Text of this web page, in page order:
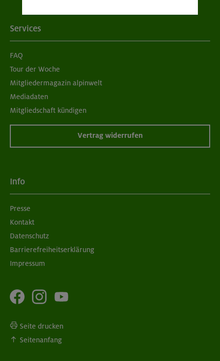
Services
FAQ
Tour der Woche
Mitgliedermagazin alpinwelt
Mediadaten
Mitgliedschaft kündigen
Vertrag widerrufen
Info
Presse
Kontakt
Datenschutz
Barrierefreiheitserklärung
Impressum
Seite drucken
Seitenanfang